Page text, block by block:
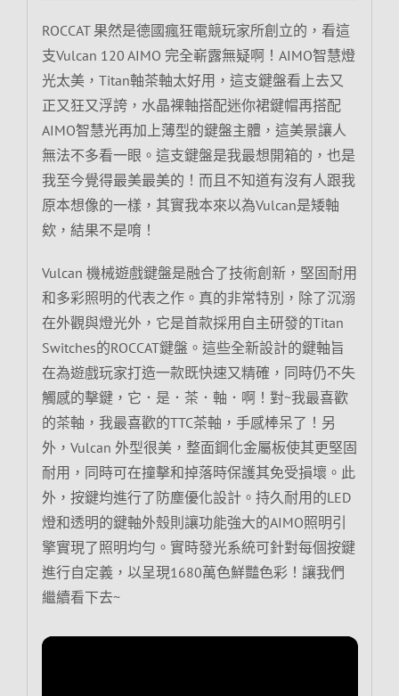
ROCCAT 果然是德國瘋狂電競玩家所創立的，看這
支Vulcan 120 AIMO 完全嶄露無疑啊！AIMO智慧燈
光太美，Titan軸茶軸太好用，這支鍵盤看上去又
正又狂又浮誇，水晶裸軸搭配迷你裙鍵帽再搭配
AIMO智慧光再加上薄型的鍵盤主體，這美景讓人
無法不多看一眼。這支鍵盤是我最想開箱的，也是
我至今覺得最美最美的！而且不知道有沒有人跟我
原本想像的一樣，其實我本來以為Vulcan是矮軸
欸，結果不是唷！
Vulcan 機械遊戲鍵盤是融合了技術創新，堅固耐用
和多彩照明的代表之作。真的非常特別，除了沉溺
在外觀與燈光外，它是首款採用自主研發的Titan
Switches的ROCCAT鍵盤。這些全新設計的鍵軸旨
在為遊戲玩家打造一款既快速又精確，同時仍不失
觸感的擊鍵，它．是．茶．軸．啊！對~我最喜歡
的茶軸，我最喜歡的TTC茶軸，手感棒呆了！另
外，Vulcan 外型很美，整面鋼化金屬板使其更堅固
耐用，同時可在撞擊和掉落時保護其免受損壞。此
外，按鍵均進行了防塵優化設計。持久耐用的LED
燈和透明的鍵軸外殼則讓功能強大的AIMO照明引
擎實現了照明均勻。實時發光系統可針對每個按鍵
進行自定義，以呈現1680萬色鮮豔色彩！讓我們
繼續看下去~